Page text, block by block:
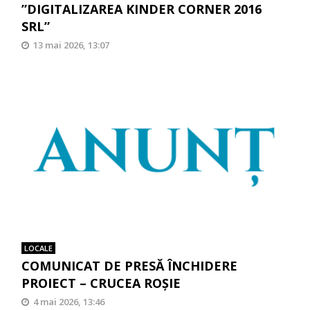
”DIGITALIZAREA KINDER CORNER 2016
SRL”
13 mai 2026, 13:07
LOCALE
COMUNICAT DE PRESĂ ÎNCHIDERE
PROIECT – CRUCEA ROŞIE
4 mai 2026, 13:46